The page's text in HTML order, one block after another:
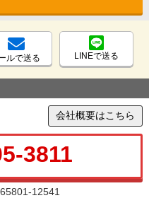
ルで送る LINEで送る
会社概要はこちら
3811
12541